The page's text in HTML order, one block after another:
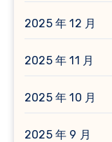
2025 年 12 月
2025 年 11 月
2025 年 10 月
2025 年 9 月